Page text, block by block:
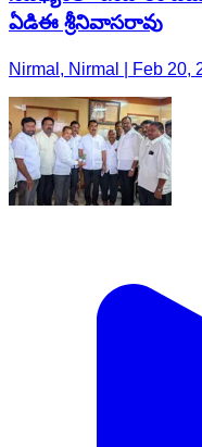
ఏడిఈ శ్రీనివాసరావు
Nirmal, Nirmal | Feb 20,